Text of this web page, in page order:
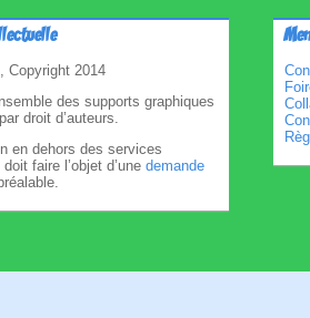
Copyright 2014
des supports graphiques
droit d’auteurs.
en dehors des services
faire l’objet d’une demande